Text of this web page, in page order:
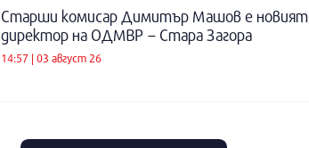
Старши комисар Димитър Машов е новият
директор на ОДМВР – Стара Загора
14:57 | 03 август 26